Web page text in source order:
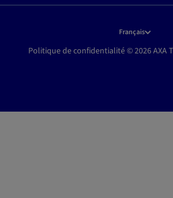
Français
Politique de confidentialité © 2026 AXA